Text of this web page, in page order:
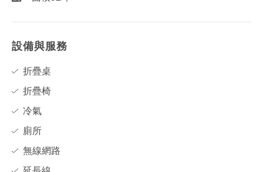
設備與服務
折疊桌
折疊椅
冷氣
廁所
無線網路